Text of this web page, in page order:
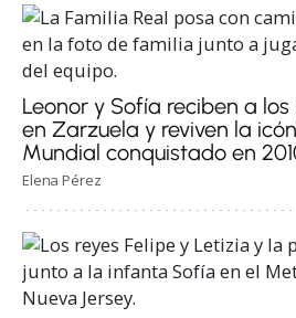
Leonor y Sofía reciben a los
en Zarzuela y reviven la
Mundial conquistado en
Elena Pérez